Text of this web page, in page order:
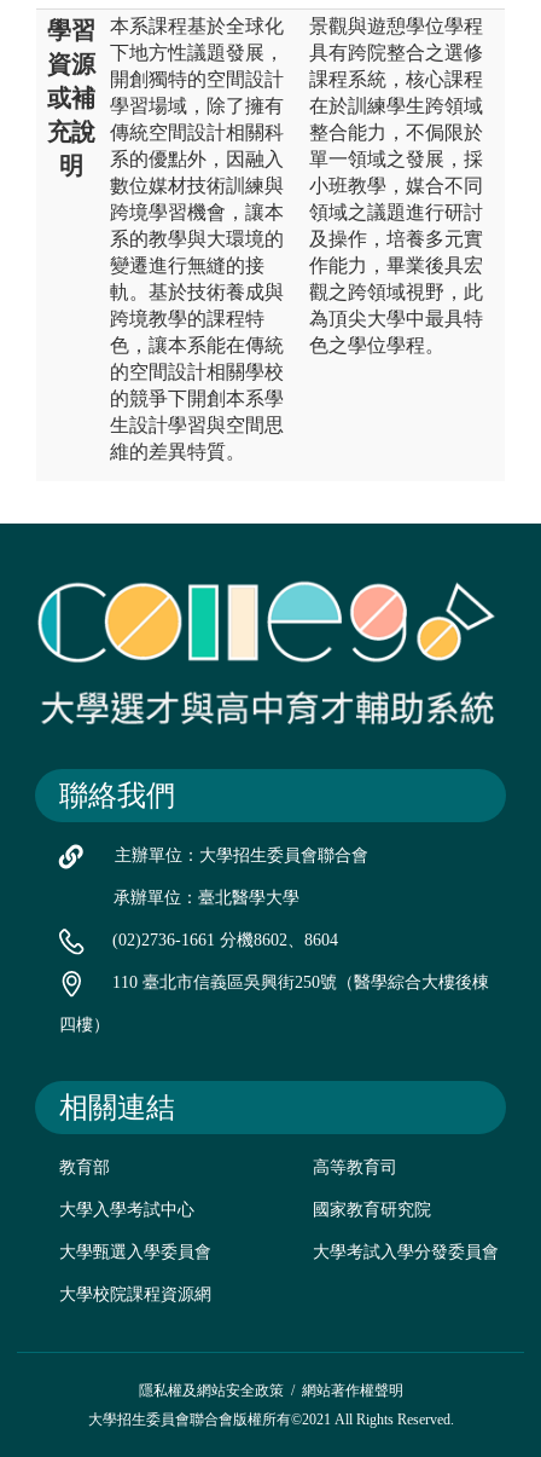
學習
資源
或補
充說
明
本系課程基於全球化
下地方性議題發展，
開創獨特的空間設計
學習場域，除了擁有
傳統空間設計相關科
系的優點外，因融入
數位媒材技術訓練與
跨境學習機會，讓本
系的教學與大環境的
變遷進行無縫的接
軌。基於技術養成與
跨境教學的課程特
色，讓本系能在傳統
的空間設計相關學校
的競爭下開創本系學
生設計學習與空間思
維的差異特質。
景觀與遊憩學位學程
具有跨院整合之選修
課程系統，核心課程
在於訓練學生跨領域
整合能力，不侷限於
單一領域之發展，採
小班教學，媒合不同
領域之議題進行研討
及操作，培養多元實
作能力，畢業後具宏
觀之跨領域視野，此
為頂尖大學中最具特
色之學位學程。
聯絡我們
主辦單位：大學招生委員會聯合會
承辦單位：臺北醫學大學
(02)2736-1661 分機8602、8604
110 臺北市信義區吳興街250號（醫學綜合大樓後棟
四樓）
相關連結
教育部 高等教育司
大學入學考試中心 國家教育研究院
大學甄選入學委員會 大學考試入學分發委員會
大學校院課程資源網
隱私權及網站安全政策/ 網站著作權聲明
大學招生委員會聯合會版權所有©2021 All Rights Reserved.